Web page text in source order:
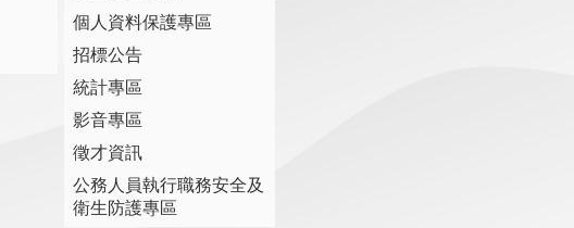
個人資料保護專區
招標公告
統計專區
影音專區
徵才資訊
公務人員執行職務安全及
衛生防護專區